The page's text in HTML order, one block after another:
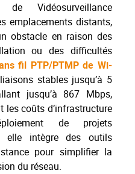
de Vidéosurveillance
emplacements distants,
obstacle en raison des
ou des difficultés
fil PTP/PTMP de Wi-
stables jusqu’à 5
jusqu’à 867 Mbps,
coûts d’infrastructure
de projets
elle intègre des outils
pour simplifier la
du réseau.